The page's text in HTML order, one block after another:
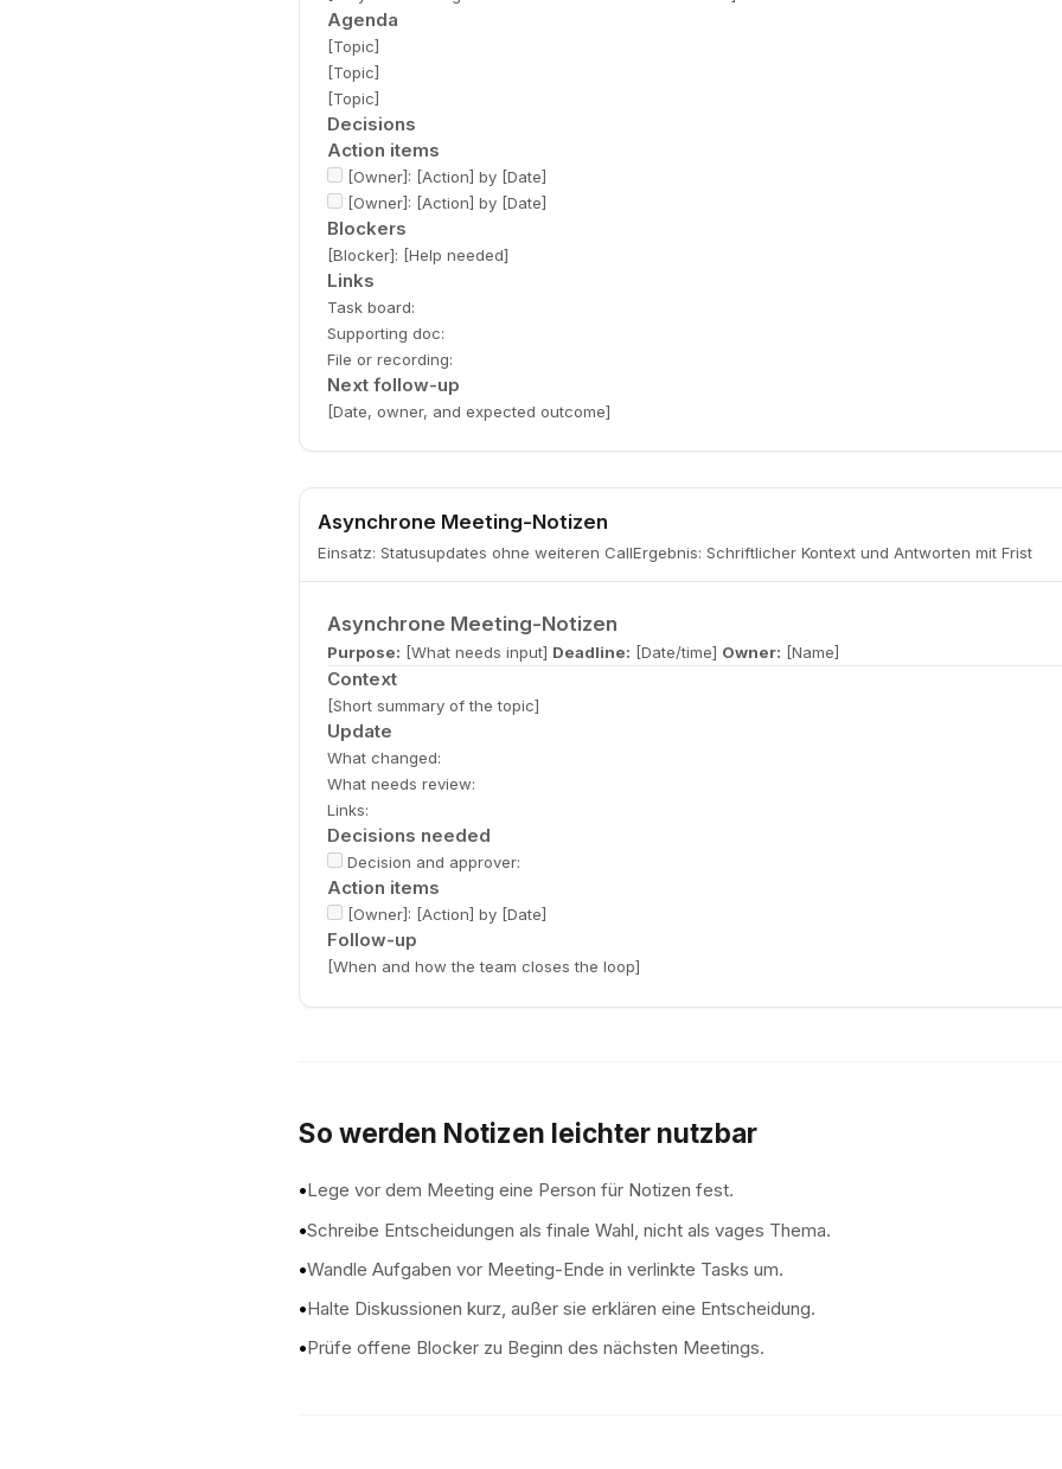
Agenda
[Topic]
[Topic]
[Topic]
Decisions
Action items
[Owner]: [Action] by [Date]
[Owner]: [Action] by [Date]
Blockers
[Blocker]: [Help needed]
Links
Task board:
Supporting doc:
File or recording:
Next follow-up
[Date, owner, and expected outcome]
Asynchrone Meeting-Notizen
Einsatz: Statusupdates ohne weiteren CallErgebnis: Schriftlicher Kontext und Antworten mit Frist
Asynchrone Meeting-Notizen
Purpose: [What needs input] Deadline: [Date/time] Owner: [Name]
Context
[Short summary of the topic]
Update
What changed:
What needs review:
Links:
Decisions needed
Decision and approver:
Action items
[Owner]: [Action] by [Date]
Follow-up
[When and how the team closes the loop]
So werden Notizen leichter nutzbar
•Lege vor dem Meeting eine Person für Notizen fest.
•Schreibe Entscheidungen als finale Wahl, nicht als vages Thema.
•Wandle Aufgaben vor Meeting-Ende in verlinkte Tasks um.
•Halte Diskussionen kurz, außer sie erklären eine Entscheidung.
•Prüfe offene Blocker zu Beginn des nächsten Meetings.